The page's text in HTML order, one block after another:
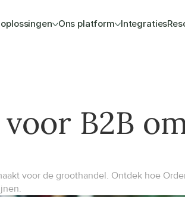
Ons platform Integraties
B2B
voor de groothandel. Ontdek hoe